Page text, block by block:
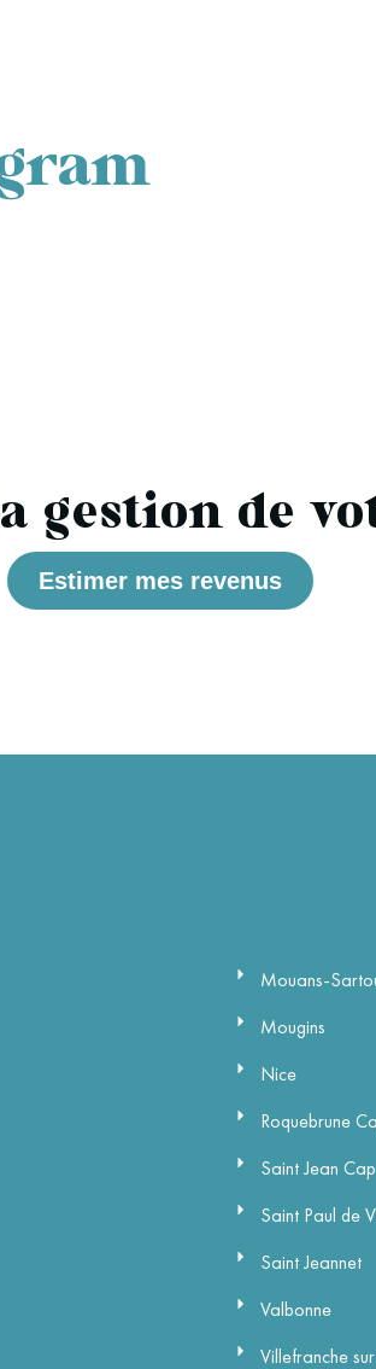
gestion de
Estimer mes revenus
Mouans-
Mougins
Nice
Roquebrune
Saint Jean
Saint Paul de
Saint Jeannet
Valbonne
Villefranche